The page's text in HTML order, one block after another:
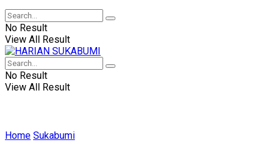
No Result
View All Result
No Result
View All Result
Home Sukabumi